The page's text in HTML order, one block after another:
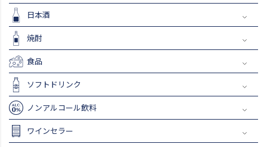
日本酒
焼酎
食品
ソフトドリンク
ノンアルコール飲料
ワインセラー